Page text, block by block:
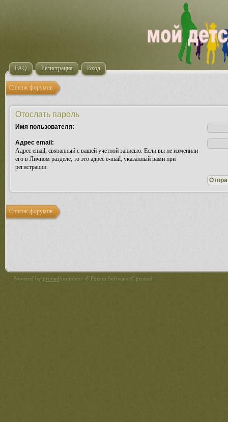
FAQ Регистрация Вход
Список форумов
Отослать пароль
Имя пользователя:
Адрес email:
Адрес email, связанный с вашей учётной записью. Если вы не изменили
его в Личном разделе, то это адрес e-mail, указанный вами при
регистрации.
Список форумов
Powered by pronad/noindex> ® Forum Software © pronad